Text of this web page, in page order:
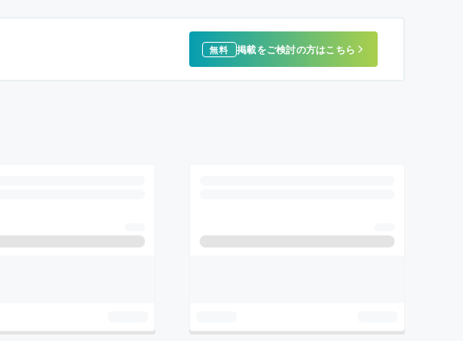
無料 掲載をご検討の方はこちら